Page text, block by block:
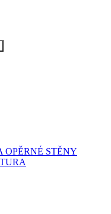
OPĚRNÉ STĚNY